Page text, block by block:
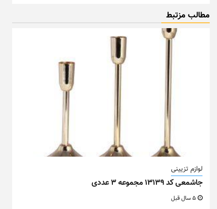
مطالب مزتبط
لوازم تزیینی
جاشمعی کد ۱۳۱۳۹ مجموعه ۳ عددی